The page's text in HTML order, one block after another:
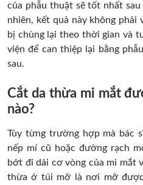
của phẫu thuật sẽ tốt nhất
nhiên, kết quả này không
bị chùng lại theo thời gian và
viện để can thiệp lại bằng
sau.
Cắt da thừa mi mắt
nào?
Tùy từng trường hợp mà bác
nếp mí cũ hoặc đường rạch
bớt đi dải cơ vòng của mi mắt
thừa ở túi mỡ là nơi mỡ